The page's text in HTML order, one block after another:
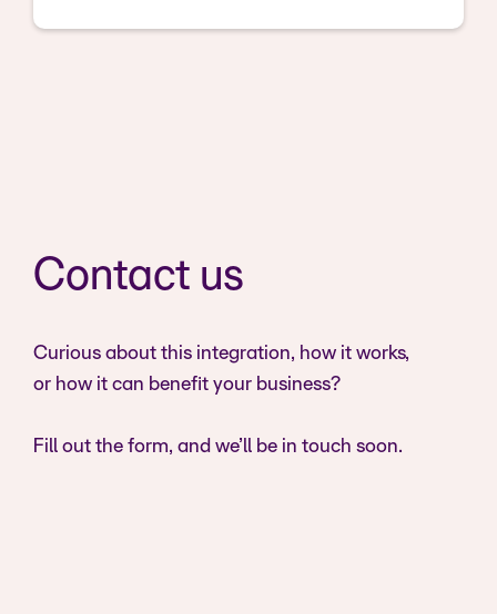
Contact us
Curious about this integration, how it works,
or how it can benefit your business?
Fill out the form, and we’ll be in touch soon.